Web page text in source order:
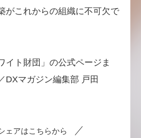
がこれからの組織に不可欠で
イト財団」の公式ページま
DXマガジン編集部 戸田
ェアはこちらから